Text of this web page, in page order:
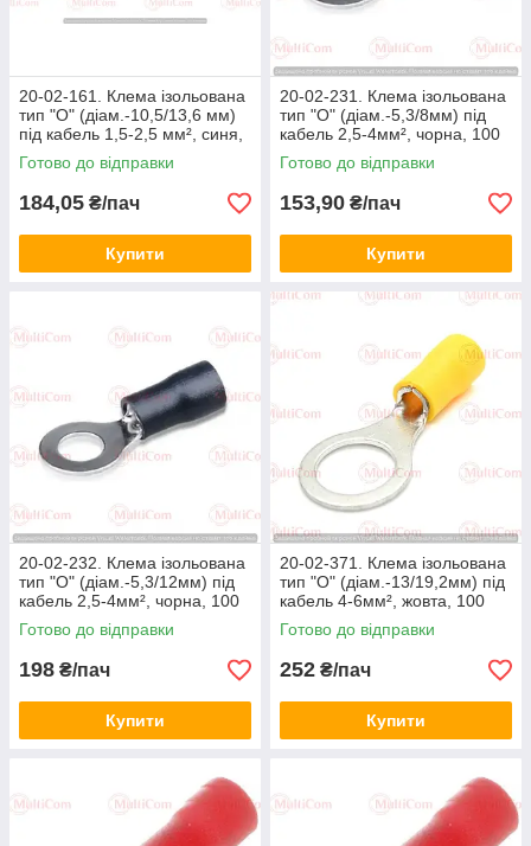
20-02-161. Клема ізольована
тип "О" (діам.-10,5/13,6 мм)
під кабель 1,5-2,5 мм², синя,
100 шт/пачка
Готово до відправки
184,05 ₴/пач
Купити
20-02-231. Клема ізольована
тип "О" (діам.-5,3/8мм) під
кабель 2,5-4мм², чорна, 100
шт/пачка
Готово до відправки
153,90 ₴/пач
Купити
20-02-232. Клема ізольована
тип "О" (діам.-5,3/12мм) під
кабель 2,5-4мм², чорна, 100
шт/пачка
Готово до відправки
198 ₴/пач
Купити
20-02-371. Клема ізольована
тип "О" (діам.-13/19,2мм) під
кабель 4-6мм², жовта, 100
шт/пачка
Готово до відправки
252 ₴/пач
Купити